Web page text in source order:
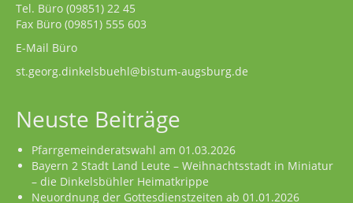
Tel. Büro (09851) 22 45
Fax Büro (09851) 555 603
E-Mail Büro
st.georg.dinkelsbuehl@bistum-augsburg.de
Neuste Beiträge
Pfarrgemeinderatswahl am 01.03.2026
Bayern 2 Stadt Land Leute – Weihnachtsstadt in Miniatur
– die Dinkelsbühler Heimatkrippe
Neuordnung der Gottesdienstzeiten ab 01.01.2026